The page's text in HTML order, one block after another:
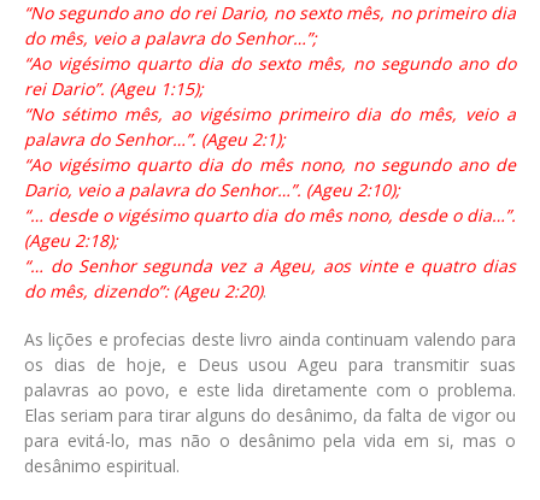
“No segundo ano do rei Dario, no sexto mês, no primeiro dia
do mês, veio a palavra do Senhor…”;
“Ao vigésimo quarto dia do sexto mês, no segundo ano do
rei Dario”. (Ageu 1:15);
“No sétimo mês, ao vigésimo primeiro dia do mês, veio a
palavra do Senhor…”. (Ageu 2:1);
“Ao vigésimo quarto dia do mês nono, no segundo ano de
Dario, veio a palavra do Senhor…”. (Ageu 2:10);
“… desde o vigésimo quarto dia do mês nono, desde o dia…”.
(Ageu 2:18);
“… do Senhor segunda vez a Ageu, aos vinte e quatro dias
do mês, dizendo”: (Ageu 2:20).
As lições e profecias deste livro ainda continuam valendo para
os dias de hoje, e Deus usou Ageu para transmitir suas
palavras ao povo, e este lida diretamente com o problema.
Elas seriam para tirar alguns do desânimo, da falta de vigor ou
para evitá-lo, mas não o desânimo pela vida em si, mas o
desânimo espiritual.